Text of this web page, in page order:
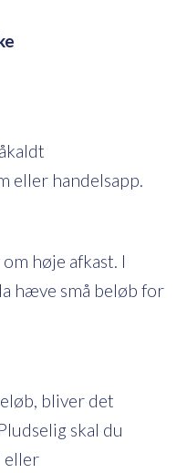
eller handelsapp.
høje afkast. I
hæve små beløb for
bliver det
skal du
eller